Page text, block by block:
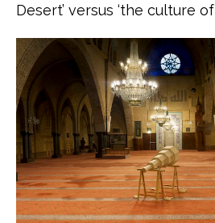
Desert’ versus ‘the culture